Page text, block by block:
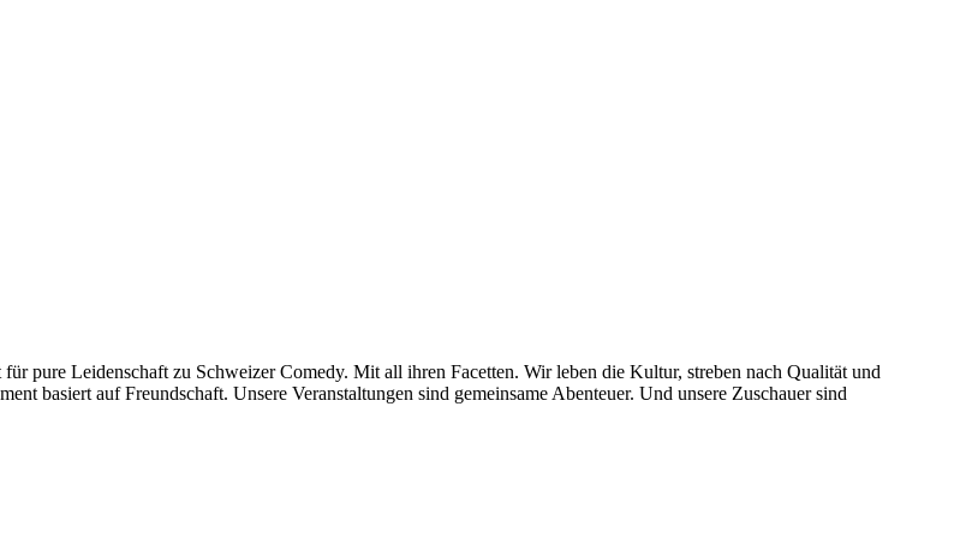
Leidenschaft zu Schweizer Comedy. Mit all ihren Facetten. Wir leben die Kultur, streben nach Qualität und
basiert auf Freundschaft. Unsere Veranstaltungen sind gemeinsame Abenteuer. Und unsere Zuschauer sind